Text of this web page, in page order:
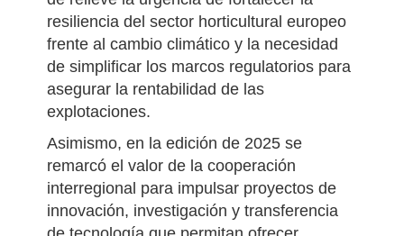
noviembre de 2025 en Almería. En aquel
encuentro, los miembros de la red y
diversos expertos internacionales pusieron
de relieve la urgencia de fortalecer la
resiliencia del sector horticultural europeo
frente al cambio climático y la necesidad
de simplificar los marcos regulatorios para
asegurar la rentabilidad de las
explotaciones.
Asimismo, en la edición de 2025 se